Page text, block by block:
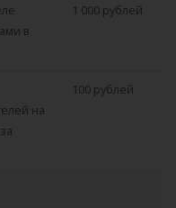
в
1 000 рублей
на
100 рублей